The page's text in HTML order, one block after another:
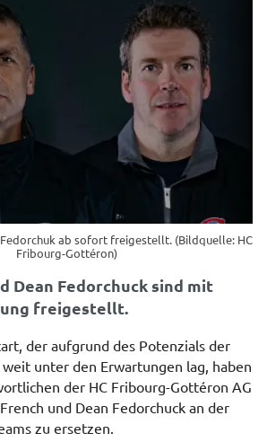
Fedorchuk ab sofort freigestellt. (Bildquelle: HC
Fribourg-Gottéron)
Dean Fedorchuck sind mit
freigestellt.
der aufgrund des Potenzials der
unter den Erwartungen lag, haben
der HC Fribourg-Gottéron AG
und Dean Fedorchuck an der
zu ersetzen.